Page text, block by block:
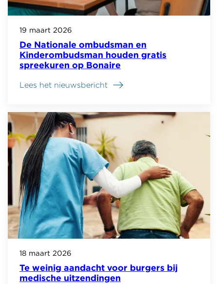
De Nationale ombudsman en
Kinderombudsman houden gratis
spreekuren op Bonaire
19 maart 2026
Lees het nieuwsbericht
Te weinig aandacht voor burgers bij
medische uitzendingen
18 maart 2026